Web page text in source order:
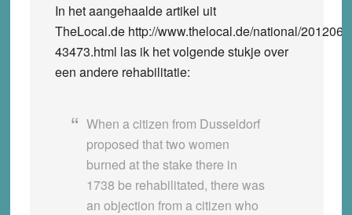
In het aangehaalde artikel uit
TheLocal.de http://www.thelocal.de/national/
43473.html las ik het volgende stukje over
een andere rehabilitatie:
When a citizen from Dusseldorf
proposed that two women
burned at the stake there in
1738 be rehabilitated, there was
an objection from a citizen who